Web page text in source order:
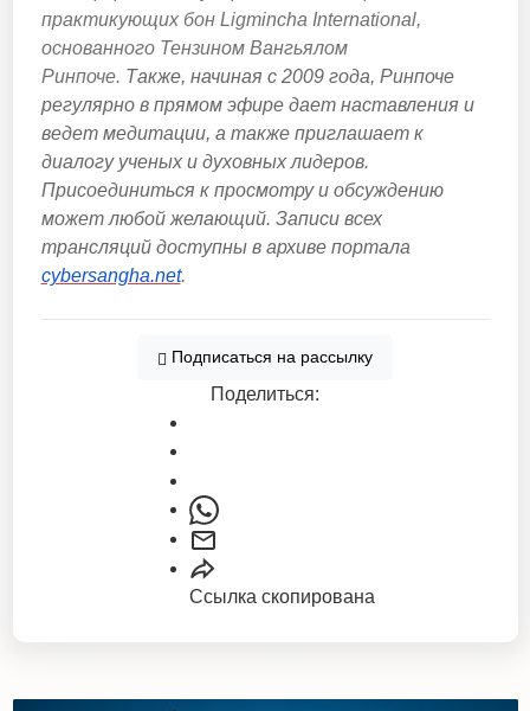
практикующих бон Ligmincha International,
основанного Тензином Вангьялом
Ринпоче. Также, начиная с 2009 года, Ринпоче
регулярно в прямом эфире дает наставления и
ведет медитации, а также приглашает к
диалогу ученых и духовных лидеров.
Присоединиться к просмотру и обсуждению
может любой желающий. Записи всех
трансляций доступны в архиве портала
cybersangha.net.
Подписаться на рассылку
Поделиться:
Ссылка скопирована